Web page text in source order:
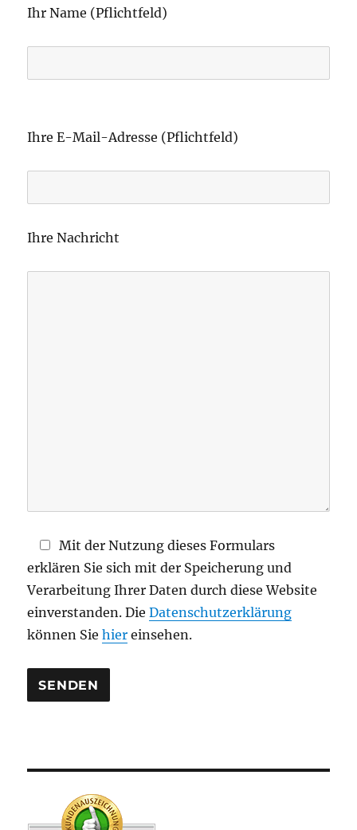
Ihr Name (Pflichtfeld)
i
e
s
l
e
e
r
Ihre E-Mail-Adresse (Pflichtfeld)
Ihre Nachricht
Mit der Nutzung dieses Formulars
erklären Sie sich mit der Speicherung und
Verarbeitung Ihrer Daten durch diese Website
einverstanden. DieDatenschutzerklärung
können Siehier einsehen.